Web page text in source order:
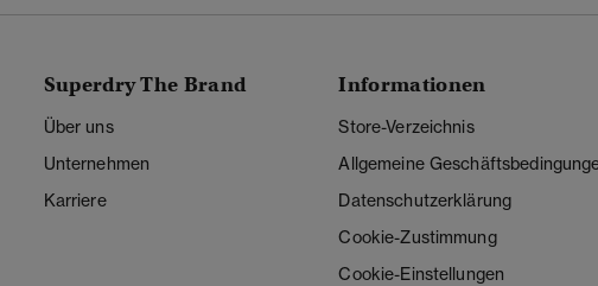
Superdry The Brand
Über uns
Unternehmen
Karriere
Informationen
Store-Verzeichnis
Allgemeine
Datenschutzerklärung
Cookie-Zustimmung
Cookie-Einstellungen